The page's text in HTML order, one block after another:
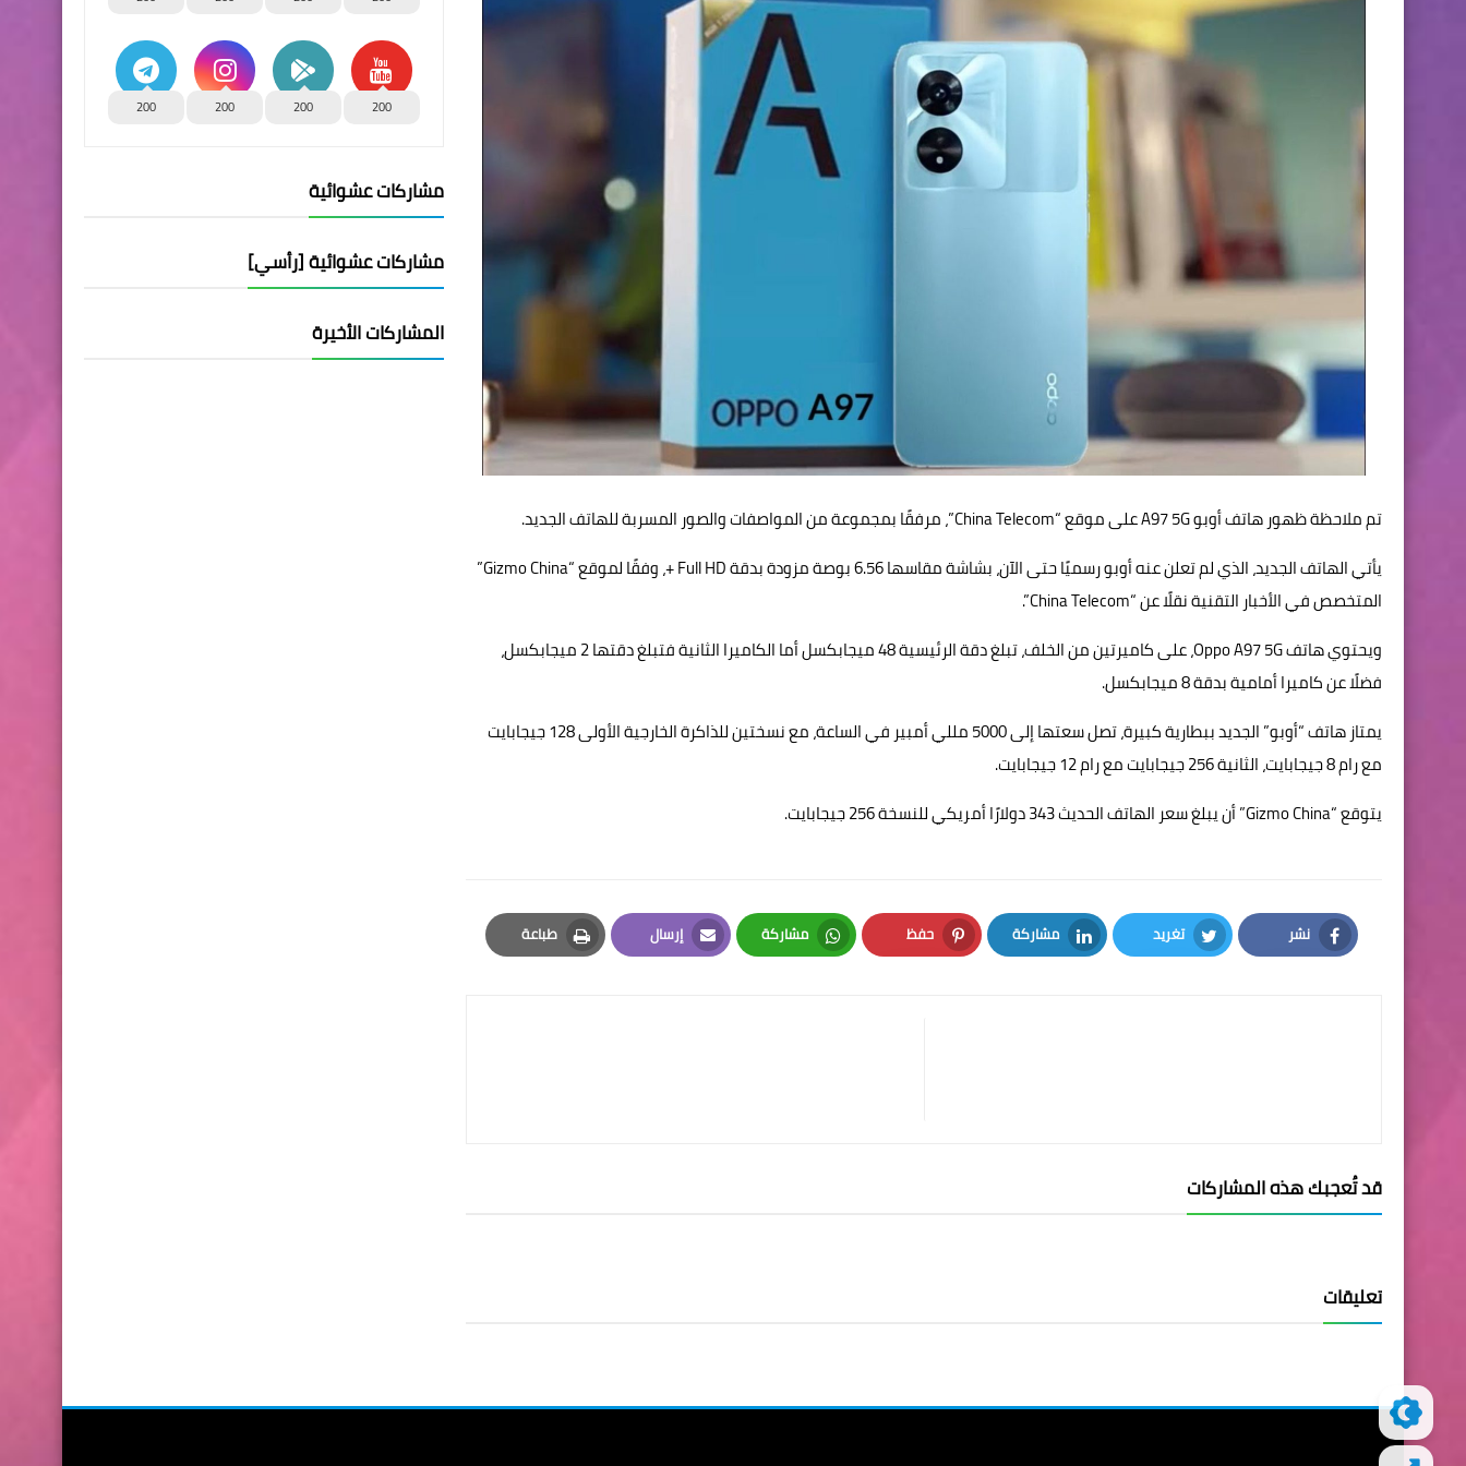
تم ملاحظة ظهور هاتف أوبو A97 5G على موقع “China Telecom”، مرفقًا بمجموعة من المواصفات والصور المسربة للهاتف الجديد.
يأتي الهاتف الجديد، الذي لم تعلن عنه أوبو رسميًا حتى الآن، بشاشة مقاسها 6.56 بوصة مزودة بدقة Full HD +، وفقًا لموقع “Gizmo China”
المتخصص في الأخبار التقنية نقلًا عن “China Telecom”.
ويحتوي هاتف Oppo A97 5G، على كاميرتين من الخلف، تبلغ دقة الرئيسية 48 ميجابكسل أما الكاميرا الثانية فتبلغ دقتها 2 ميجابكسل،
فضلًا عن كاميرا أمامية بدقة 8 ميجابكسل.
يمتاز هاتف “أوبو” الجديد ببطارية كبيرة، تصل سعتها إلى 5000 مللي أمبير في الساعة، مع نسختين للذاكرة الخارجية الأولى 128 جيجابايت
مع رام 8 جيجابايت، الثانية 256 جيجابايت مع رام 12 جيجابايت.
يتوقع “Gizmo China” أن يبلغ سعر الهاتف الحديث 343 دولارًا أمريكي للنسخة 256 جيجابايت.
نشر
Facebook
تغريد
Twitter
مشاركة
LinkedIn
حفظ
Pinterest
مشاركة
Whatsapp
إرسال
Email
طباعة
Print
قد تُعجبك هذه المشاركات
تعليقات
200
200
200
200
مشاركات عشوائية
مشاركات عشوائية [رأسي]
المشاركات الأخيرة